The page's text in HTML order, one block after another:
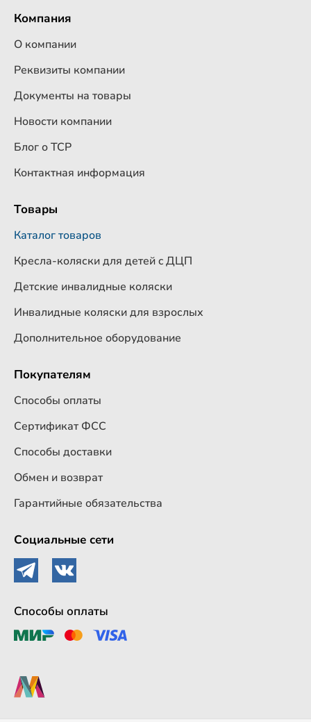
Компания
О компании
Реквизиты компании
Документы на товары
Новости компании
Блог о ТСР
Контактная информация
Товары
Каталог товаров
Кресла-коляски для детей c ДЦП
Детские инвалидные коляски
Инвалидные коляски для взрослых
Дополнительное оборудование
Покупателям
Способы оплаты
Сертификат ФСС
Способы доставки
Обмен и возврат
Гарантийные обязательства
Социальные сети
Способы оплаты